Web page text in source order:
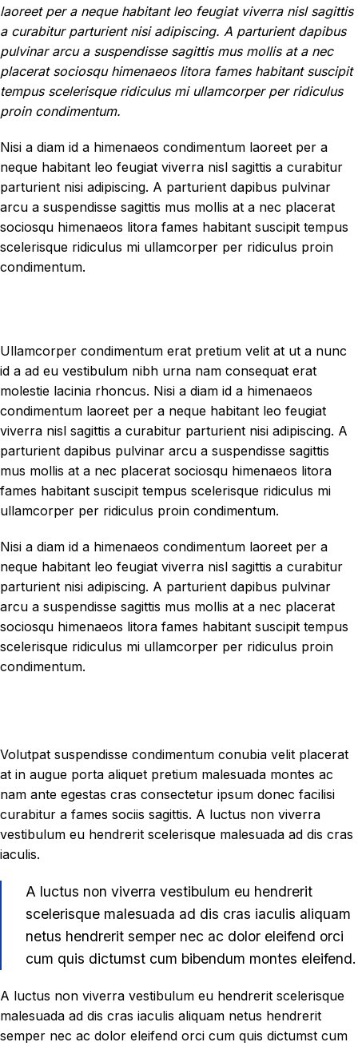
laoreet per a neque habitant leo feugiat viverra nisl sagittis
a curabitur parturient nisi adipiscing. A parturient dapibus
pulvinar arcu a suspendisse sagittis mus mollis at a nec
placerat sociosqu himenaeos litora fames habitant suscipit
tempus scelerisque ridiculus mi ullamcorper per ridiculus
proin condimentum.
Nisi a diam id a himenaeos condimentum laoreet per a
neque habitant leo feugiat viverra nisl sagittis a curabitur
parturient nisi adipiscing. A parturient dapibus pulvinar
arcu a suspendisse sagittis mus mollis at a nec placerat
sociosqu himenaeos litora fames habitant suscipit tempus
scelerisque ridiculus mi ullamcorper per ridiculus proin
condimentum.
Ullamcorper condimentum erat pretium velit at ut a nunc
id a ad eu vestibulum nibh urna nam consequat erat
molestie lacinia rhoncus. Nisi a diam id a himenaeos
condimentum laoreet per a neque habitant leo feugiat
viverra nisl sagittis a curabitur parturient nisi adipiscing. A
parturient dapibus pulvinar arcu a suspendisse sagittis
mus mollis at a nec placerat sociosqu himenaeos litora
fames habitant suscipit tempus scelerisque ridiculus mi
ullamcorper per ridiculus proin condimentum.
Nisi a diam id a himenaeos condimentum laoreet per a
neque habitant leo feugiat viverra nisl sagittis a curabitur
parturient nisi adipiscing. A parturient dapibus pulvinar
arcu a suspendisse sagittis mus mollis at a nec placerat
sociosqu himenaeos litora fames habitant suscipit tempus
scelerisque ridiculus mi ullamcorper per ridiculus proin
condimentum.
Volutpat suspendisse condimentum conubia velit placerat
at in augue porta aliquet pretium malesuada montes ac
nam ante egestas cras consectetur ipsum donec facilisi
curabitur a fames sociis sagittis. A luctus non viverra
vestibulum eu hendrerit scelerisque malesuada ad dis cras
iaculis.
A luctus non viverra vestibulum eu hendrerit
scelerisque malesuada ad dis cras iaculis aliquam
netus hendrerit semper nec ac dolor eleifend orci
cum quis dictumst cum bibendum montes eleifend.
A luctus non viverra vestibulum eu hendrerit scelerisque
malesuada ad dis cras iaculis aliquam netus hendrerit
semper nec ac dolor eleifend orci cum quis dictumst cum